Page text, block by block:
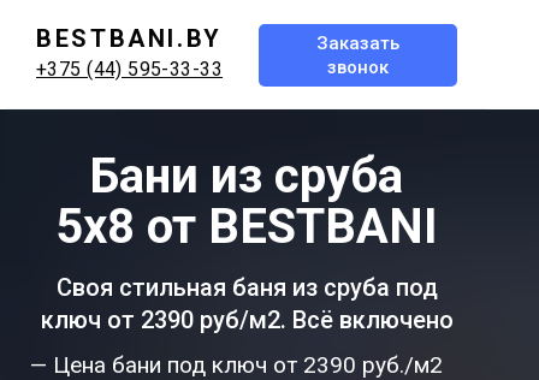
+375 (44) 595-33-33
Заказать
звонок
BESTBANI.BY
Своя стильная баня из сруба под
ключ от 2390 руб/м2. Всё включено
— Цена бани под ключ от 2390 руб./м2
Бани из сруба
5х8 от BESTBANI